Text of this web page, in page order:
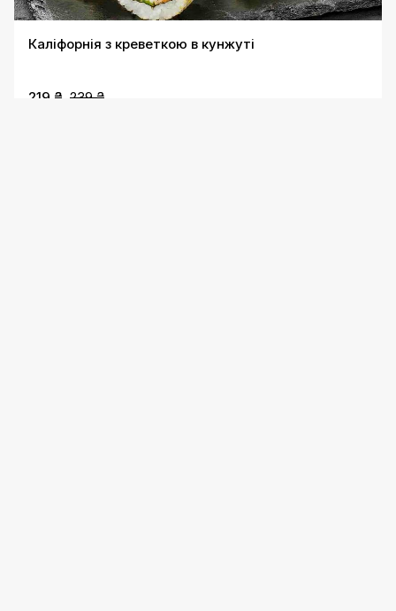
Каліфорнія з креветкою в кунжуті
219 ₴ 239 ₴